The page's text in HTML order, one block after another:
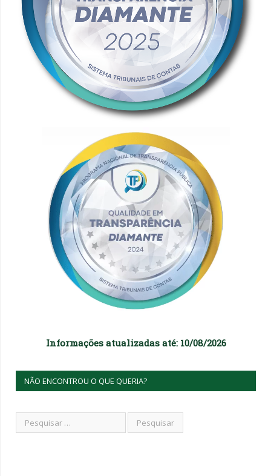
Informações atualizadas até: 10/08/2026
NÃO ENCONTROU O QUE QUERIA?